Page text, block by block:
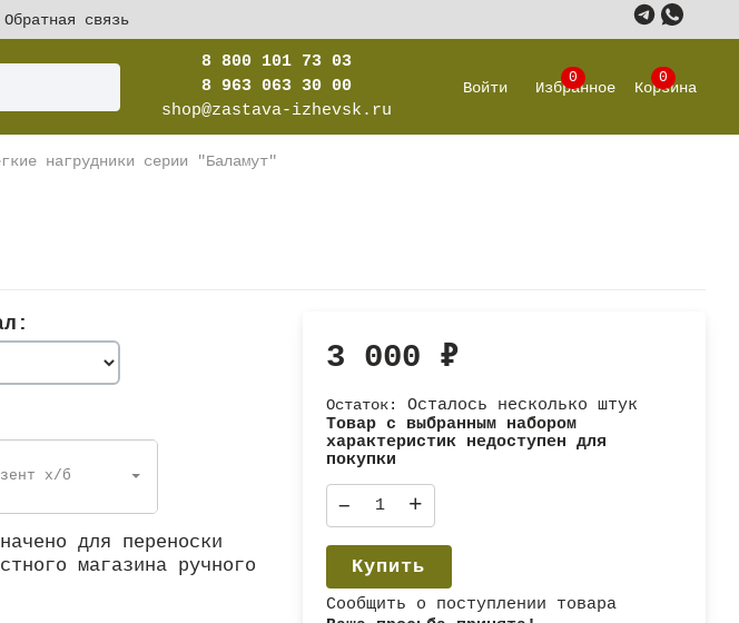
Обратная связь
8 800 101 73 03
8 963 063 30 00
shop@zastava-izhevsk.ru
Войти
0
Избранное
0
Корзина
нагрудники серии "Баламут"
х/б
для переноски
магазина ручного
3 000 ₽
Остаток:
Осталось несколько штук
Товар с выбранным набором
характеристик недоступен для
покупки
– +
Купить
Сообщить о поступлении товара